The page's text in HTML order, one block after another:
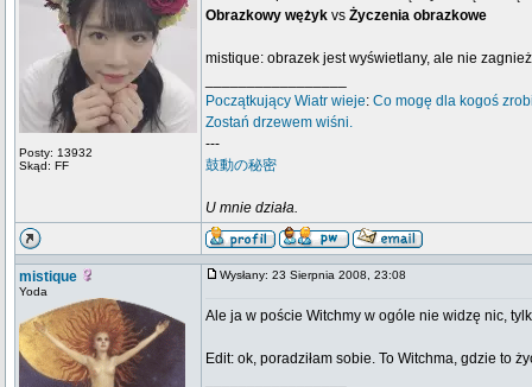
Posty: 13932
Skąd: FF
Obrazkowy wężyk vs Życzenia obrazkowe
mistique: obrazek jest wyświetlany, ale nie
Początkujący Wiatr wieje: Co mogę dla kogoś
Zostań drzewem wiśni.
---
鼓動の秘密
U mnie działa.
mistique
Yoda
Wysłany: 23 Sierpnia 2008, 23:08
Ale ja w poście Witchmy w ogóle nie widzę nic,
Edit: ok, poradziłam sobie. To Witchma, gdzie to